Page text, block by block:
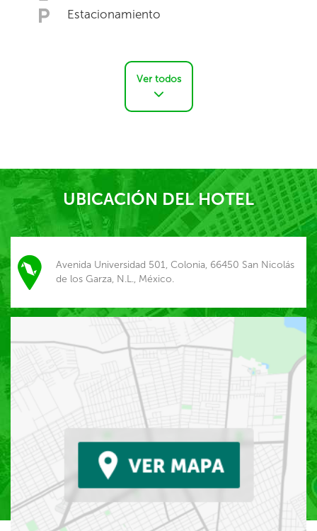
Estacionamiento
Ver todos
UBICACIÓN DEL HOTEL
Avenida Universidad 501, Colonia, 66450 San Nicolás
de los Garza, N.L., México.